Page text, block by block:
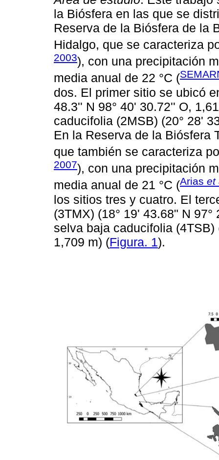
la Biósfera en las que se
Reserva de la Biósfera de la
Hidalgo, que se caracteriza
2003), con una precipitación
media anual de 22 °C (
dos. El primer sitio se ubicó
48.3'' N 98° 40' 30.72'' O,
caducifolia (2MSB) (20° 28'
En la Reserva de la Biósfera
que también se caracteriza
2007), con una precipitación
media anual de 21 °C (Arias et
los sitios tres y cuatro. El
(3TMX) (18° 19' 43.68" N
selva baja caducifolia (4TSB)
1,709 m) (Figura. 1).